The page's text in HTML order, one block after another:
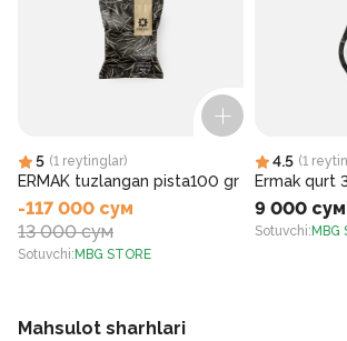
5 (1 reytinglar)
ERMAK tuzlangan pista100 gr
-117 000 сум
13 000 сум
Sotuvchi: MBG STORE
4.5 (1
Ermak qurt
9 000 сум
Sotuvchi: MBG
Mahsulot sharhlari